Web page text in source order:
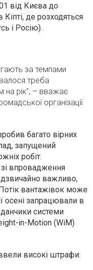
від Києва до
де розходяться
і Росію).
за темпами
треба
на рік", – вважає
організації
багато вірних
запущений
робіт.
зі впровадження
важливо,
вантажівок може
осені запрацювали в
системи
in-Motion (WiM)
високі штрафи: